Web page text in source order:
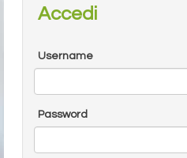
Accedi
Username
Password